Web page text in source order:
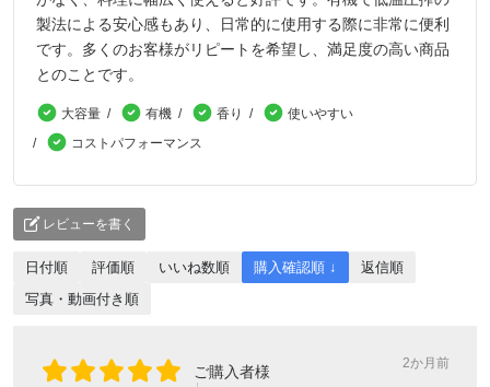
製法による安心感もあり、日常的に使用する際に非常に便利
です。多くのお客様がリピートを希望し、満足度の高い商品
とのことです。
大容量 有機 香り
使いやすい
コストパフォーマンス
レビューを書く
日付順 評価順 いいね数順 購入確認順 ↓
返信順
写真・動画付き順
ご購入者様 2か月前